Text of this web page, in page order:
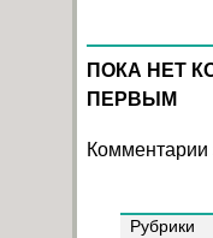
ПОКА НЕТ
ПЕРВЫМ
Комментарии
Рубрики